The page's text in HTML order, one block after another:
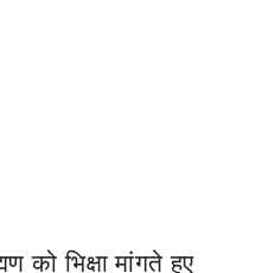
को भिक्षा मांगते हुए